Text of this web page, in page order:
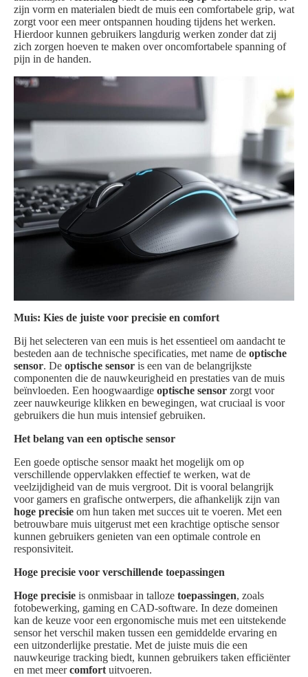
zijn vorm en materialen biedt de muis een comfortabele grip, wat
zorgt voor een meer ontspannen houding tijdens het werken.
Hierdoor kunnen gebruikers langdurig werken zonder dat zij
zich zorgen hoeven te maken over oncomfortabele spanning of
pijn in de handen.
Muis: Kies de juiste voor precisie en comfort
Bij het selecteren van een muis is het essentieel om aandacht te
besteden aan de technische specificaties, met name de optische
sensor. De optische sensor is een van de belangrijkste
componenten die de nauwkeurigheid en prestaties van de muis
beïnvloeden. Een hoogwaardige optische sensor zorgt voor
zeer nauwkeurige klikken en bewegingen, wat cruciaal is voor
gebruikers die hun muis intensief gebruiken.
Het belang van een optische sensor
Een goede optische sensor maakt het mogelijk om op
verschillende oppervlakken effectief te werken, wat de
veelzijdigheid van de muis vergroot. Dit is vooral belangrijk
voor gamers en grafische ontwerpers, die afhankelijk zijn van
hoge precisie om hun taken met succes uit te voeren. Met een
betrouwbare muis uitgerust met een krachtige optische sensor
kunnen gebruikers genieten van een optimale controle en
responsiviteit.
Hoge precisie voor verschillende toepassingen
Hoge precisie is onmisbaar in talloze toepassingen, zoals
fotobewerking, gaming en CAD-software. In deze domeinen
kan de keuze voor een ergonomische muis met een uitstekende
sensor het verschil maken tussen een gemiddelde ervaring en
een uitzonderlijke prestatie. Met de juiste muis die een
nauwkeurige tracking biedt, kunnen gebruikers taken efficiënter
en met meercomfort uitvoeren.